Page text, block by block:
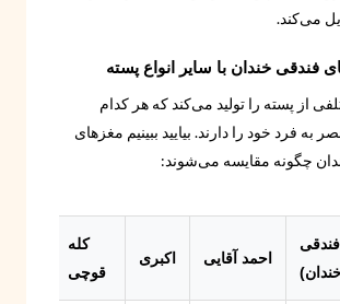
می‌کند.
فندقی خندان با سایر انواع پسته
از پسته را تولید می‌کند که هر کدام
به فرد خود را دارند. بیایید ببینیم مغزهای
چگونه مقایسه می‌شوند:
فندقی
احمد آقایی اکبری
کله
قوچی